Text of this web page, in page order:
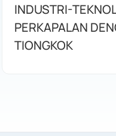
INDUSTRI-
PERKAPALAN
TIONGKOK